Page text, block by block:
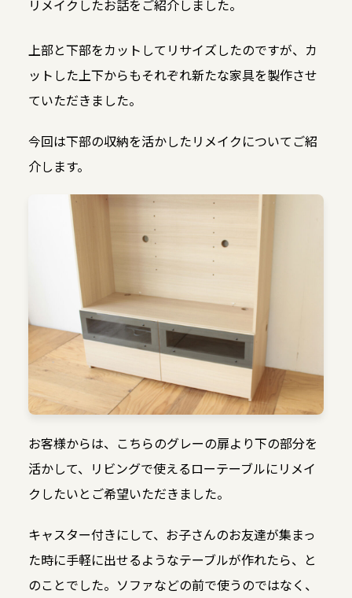
リメイクしたお話をご紹介しました。
上部と下部をカットしてリサイズしたのですが、カ
ットした上下からもそれぞれ新たな家具を製作させ
ていただきました。
今回は下部の収納を活かしたリメイクについてご紹
介します。
お客様からは、こちらのグレーの扉より下の部分を
活かして、リビングで使えるローテーブルにリメイ
クしたいとご希望いただきました。
キャスター付きにして、お子さんのお友達が集まっ
た時に手軽に出せるようなテーブルが作れたら、と
のことでした。ソファなどの前で使うのではなく、